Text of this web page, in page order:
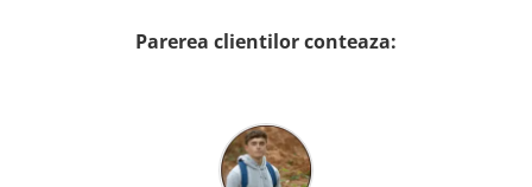
Parerea clientilor conteaza: